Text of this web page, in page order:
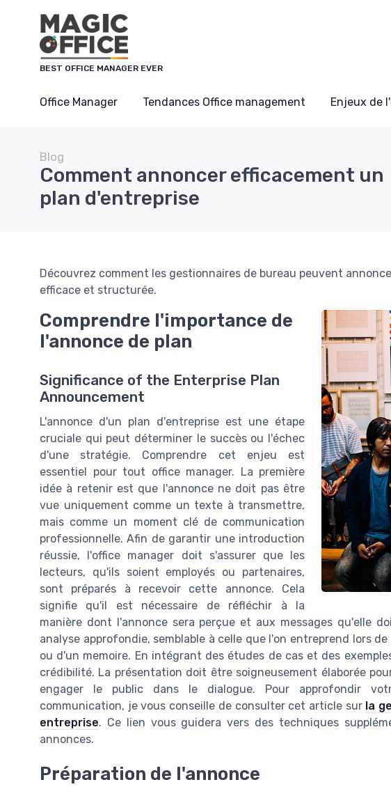
BEST OFFICE MANAGER EVER
Office Manager Tendances Office management Enjeux de
Blog
Comment annoncer efficacement un
plan d'entreprise
Découvrez comment les gestionnaires de bureau peuvent
efficace et structurée.
Comprendre l'importance de
l'annonce de plan
Significance of the Enterprise Plan
Announcement
L'annonce d'un plan d'entreprise est une étape
cruciale qui peut déterminer le succès ou l'échec
d'une stratégie. Comprendre cet enjeu est
essentiel pour tout office manager. La première
idée à retenir est que l'annonce ne doit pas être
vue uniquement comme un texte à transmettre,
mais comme un moment clé de communication
professionnelle. Afin de garantir une introduction
réussie, l'office manager doit s'assurer que les
lecteurs, qu'ils soient employés ou partenaires,
sont préparés à recevoir cette annonce. Cela
signifie qu'il est nécessaire de réfléchir à la
manière dont l'annonce sera perçue et aux messages qu'elle
analyse approfondie, semblable à celle que l'on entreprend lors
ou d'un memoire. En intégrant des études de cas et des
crédibilité. La présentation doit être soigneusement élaborée
engager le public dans le dialogue. Pour approfondir
communication, je vous conseille de consulter cet article sur la
entreprise. Ce lien vous guidera vers des techniques
annonces.
Préparation de l'annonce